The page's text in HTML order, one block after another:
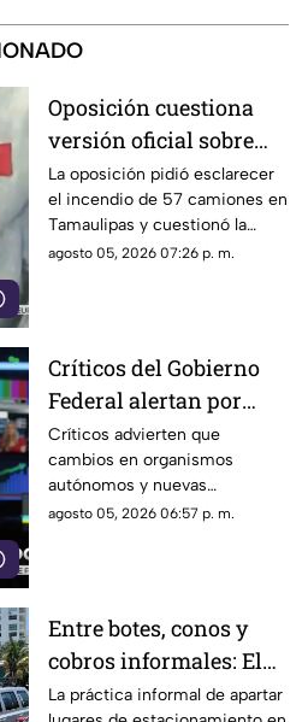
Oposición cuestiona
versión oficial sobre
incendio de 57
camiones en
Tamaulipas
La oposición pidió esclarecer
el incendio de 57 camiones en
Tamaulipas y cuestionó la
versión presentada por las
agosto 05, 2026 07:26 p. m.
Críticos del Gobierno
Federal alertan por
presuntos intentos de
controlar la
información
Críticos advierten que
cambios en organismos
autónomos y nuevas
regulaciones podrían afectar la
agosto 05, 2026 06:57 p. m.
Entre botes, conos y
cobros informales: El
calvario de
La práctica informal de apartar